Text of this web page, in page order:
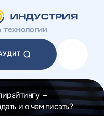
—
и о чем писать?